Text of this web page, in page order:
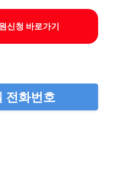
신청 바로가기
전화번호